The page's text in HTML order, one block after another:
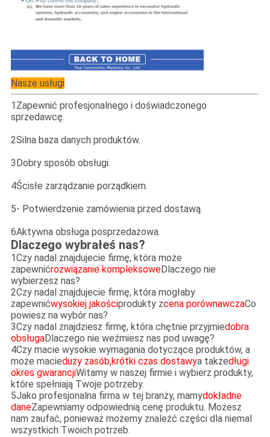
Nasze usługi
1Zapewnić profesjonalnego i doświadczonego
sprzedawcę.
2Silna baza danych produktów.
3Dobry sposób obsługi.
4Ścisłe zarządzanie porządkiem.
5- Potwierdzenie zamówienia przed dostawą.
6Aktywna obsługa posprzedażowa.
Dlaczego wybrałeś nas?
1Czy nadal znajdujecie firmę, która może
zapewnićrozwiązanie kompleksoweDlaczego nie
wybierzesz nas?
2Czy nadal znajdujecie firmę, która mogłaby
zapewnićwysokiej jakościprodukty zcena porównawczaCo
powiesz na wybór nas?
3Czy nadal znajdziesz firmę, która chętnie przyjmiedobra
obsługaDlaczego nie weźmiesz nas pod uwagę?
4Czy macie wysokie wymagania dotyczące produktów, a
może macieduży zasób,krótki czas dostawya takżedługi
okres gwarancjiWitamy w naszej firmie i wybierz produkty,
które spełniają Twoje potrzeby.
5Jako profesjonalna firma w tej branży, mamydokładne
daneZapewniamy odpowiednią cenę produktu. Możesz
nam zaufać, ponieważ możemy znaleźć części dla niemal
wszystkich Twoich potrzeb.